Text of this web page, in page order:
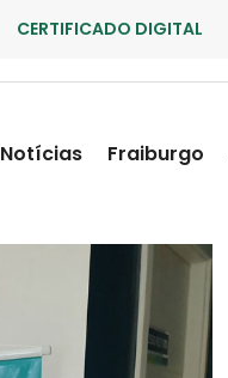
CERTIFICADO DIGITAL
Notícias Fraiburgo